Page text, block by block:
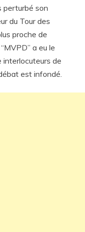
perturbé son
du Tour des
proche de
a eu le
interlocuteurs de
est infondé.